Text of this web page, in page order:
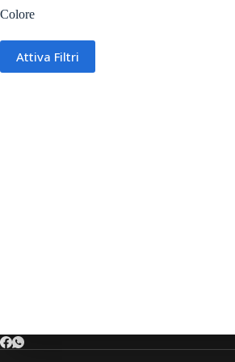
Colore
Attiva Filtri